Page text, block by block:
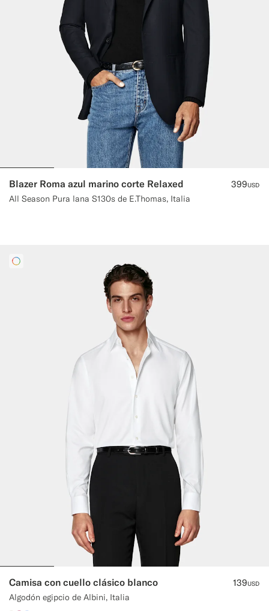
Blazer Roma azul marino corte Relaxed
All Season Pura lana S130s de E.Thomas, Italia
399USD
Camisa con cuello clásico blanco
Algodón egipcio de Albini, Italia
139USD